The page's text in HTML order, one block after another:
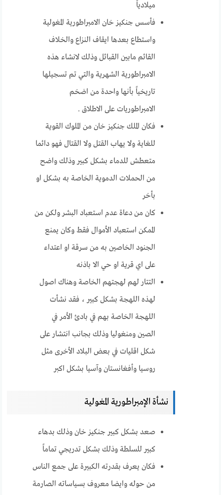
ميلادياً
فأسس جنكيز خان الامبراطورية المغولية
واستطاع بعدها ايقاف النزاع والخلاف
القائم مابين القبائل وذلك لانشاء هذه
الامبراطورية الشهرية والتي تم تسجيلها
تاريخياً بأنها واحدة من اضخم
الامبراطوريات على الاطلاق .
فكان الملك جنكيز خان من الملوك القوية
للغاية ولا يهاب القتل ولا القتال فهو دائما
متعطش للدماء بشكل كبير وذلك واضح
من الحملات الدموية الخاصة به بشكل او
بأخر
كان من دعاة عدم استعباد البشر ولكن من
الممكن استعباد الأموال فقط وكان يمنع
الجنود الخاصين به من سرقة او اعتداء
على اي قرية او حي الا باذنه
التتار لهم لهجتهم الخاصة وهناك اصول
لهذه اللهجة بشكل كبير ، فقد نشأت
اللهجة الخاصة بهم في بادئ الأمر في
الصين ومنغوليا وذلك بجانب انتشار على
شكل اقليات في بعض البلاد الأخرى مثل
روسيا وأفغانستان وآسيا بشكل اكبر
نشأة الإمبراطورية المغولية
صعد بشكل كبير جنكيز خان وذلك بدهاء
كبير للسلطة وذلك بشكل تدريجي تماماً
فكان يعرف بقدرته الكبيرة على جمع الناس
من حوله وايضا معروف بسياساته الصارمة